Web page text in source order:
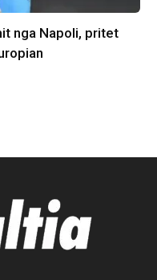
nga Napoli, pritet